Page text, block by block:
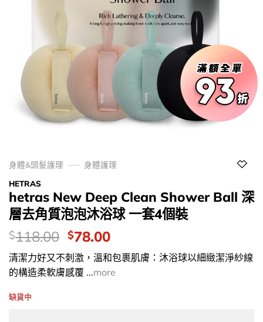
身體&頭髮護理
身體護理
HETRAS
hetras New Deep Clean Shower Ball 深
層去角質泡泡沐浴球 一套4個裝
價
錢：
$118.00 Original
price
was:
$118.00.
$78.00Current
price
is:
$78.00.
清潔力好又不刺激，溫和包裹肌膚：沐浴球以細緻潔淨紗線
的構造柔軟膚感覆 ...more
缺貨中